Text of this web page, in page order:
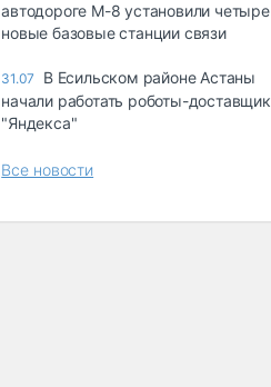
автодороге М-8 установили четыре
новые базовые станции связи
31.07
В Есильском районе Астаны
начали работать роботы-
"Яндекса"
Все новости